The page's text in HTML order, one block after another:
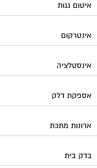
איטום גגות
אינטרקום
אינסטלציה
אספקת דלק
ארונות מתכת
בדק בית